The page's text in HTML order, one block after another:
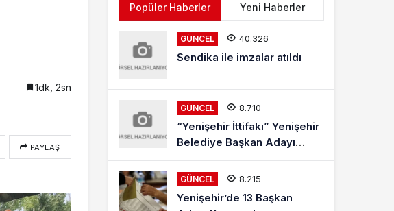
1dk, 2sn
PAYLAŞ
Popüler Haberler Yeni Haberler
GÜNCEL 40.326
Sendika ile imzalar atıldı
GÜNCEL 8.710
“Yenişehir İttifakı” Yenişehir
Belediye Başkan Adayı
Mehmet Kaya Röportajı
GÜNCEL 8.215
Yenişehir’de 13 Başkan